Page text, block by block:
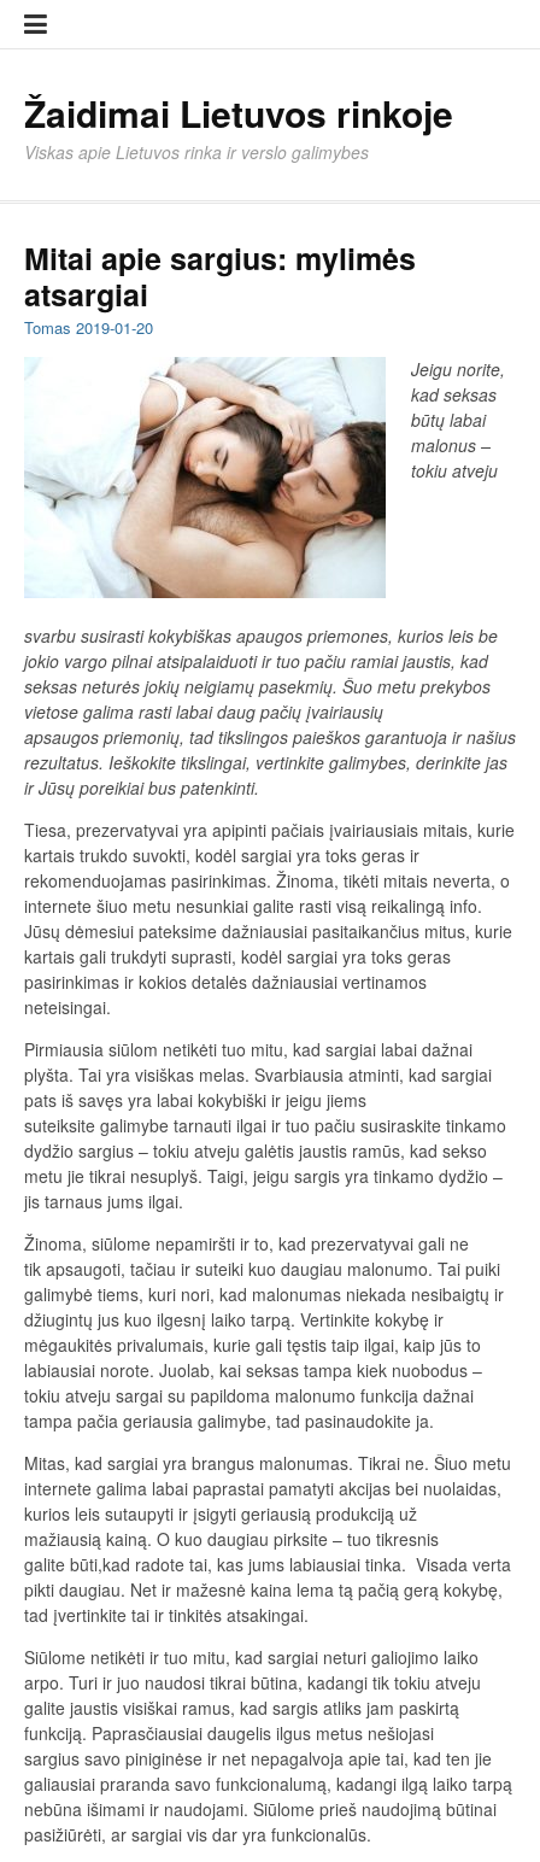
prie
Žaidimai Lietuvos rinkoje
Viskas apie Lietuvos rinka ir verslo galimybes
Mitai apie sargius: mylimės
atsargiai
Tomas 2019-01-20
Jeigu norite,
kad seksas
būtų labai
malonus –
tokiu atveju
svarbu susirasti kokybiškas apaugos priemones, kurios leis be
jokio vargo pilnai atsipalaiduoti ir tuo pačiu ramiai jaustis, kad
seksas neturės jokių neigiamų pasekmių. Šuo metu prekybos
vietose galima rasti labai daug pačių įvairiausių
apsaugos priemonių, tad tikslingos paieškos garantuoja ir našius
rezultatus. Ieškokite tikslingai, vertinkite galimybes, derinkite jas
ir Jūsų poreikiai bus patenkinti.
Tiesa, prezervatyvai yra apipinti pačiais įvairiausiais mitais, kurie
kartais trukdo suvokti, kodėl sargiai yra toks geras ir
rekomenduojamas pasirinkimas. Žinoma, tikėti mitais neverta, o
internete šiuo metu nesunkiai galite rasti visą reikalingą info.
Jūsų dėmesiui pateksime dažniausiai pasitaikančius mitus, kurie
kartais gali trukdyti suprasti, kodėl sargiai yra toks geras
pasirinkimas ir kokios detalės dažniausiai vertinamos
neteisingai.
Pirmiausia siūlom netikėti tuo mitu, kad sargiai labai dažnai
plyšta. Tai yra visiškas melas. Svarbiausia atminti, kad sargiai
pats iš savęs yra labai kokybiški ir jeigu jiems
suteiksite galimybe tarnauti ilgai ir tuo pačiu susiraskite tinkamo
dydžio sargius – tokiu atveju galėtis jaustis ramūs, kad sekso
metu jie tikrai nesuplyš. Taigi, jeigu sargis yra tinkamo dydžio –
jis tarnaus jums ilgai.
Žinoma, siūlome nepamiršti ir to, kad prezervatyvai gali ne
tik apsaugoti, tačiau ir suteiki kuo daugiau malonumo. Tai puiki
galimybė tiems, kuri nori, kad malonumas niekada nesibaigtų ir
džiugintų jus kuo ilgesnį laiko tarpą. Vertinkite kokybę ir
mėgaukitės privalumais, kurie gali tęstis taip ilgai, kaip jūs to
labiausiai norote. Juolab, kai seksas tampa kiek nuobodus –
tokiu atveju sargai su papildoma malonumo funkcija dažnai
tampa pačia geriausia galimybe, tad pasinaudokite ja.
Mitas, kad sargiai yra brangus malonumas. Tikrai ne. Šiuo metu
internete galima labai paprastai pamatyti akcijas bei nuolaidas,
kurios leis sutaupyti ir įsigyti geriausią produkciją už
mažiausią kainą. O kuo daugiau pirksite – tuo tikresnis
galite būti,kad radote tai, kas jums labiausiai tinka. Visada verta
pikti daugiau. Net ir mažesnė kaina lema tą pačią gerą kokybę,
tad įvertinkite tai ir tinkitės atsakingai.
Siūlome netikėti ir tuo mitu, kad sargiai neturi galiojimo laiko
arpo. Turi ir juo naudosi tikrai būtina, kadangi tik tokiu atveju
galite jaustis visiškai ramus, kad sargis atliks jam paskirtą
funkciją. Paprasčiausiai daugelis ilgus metus nešiojasi
sargius savo piniginėse ir net nepagalvoja apie tai, kad ten jie
galiausiai praranda savo funkcionalumą, kadangi ilgą laiko tarpą
nebūna išimami ir naudojami. Siūlome prieš naudojimą būtinai
pasižiūrėti, ar sargiai vis dar yra funkcionalūs.